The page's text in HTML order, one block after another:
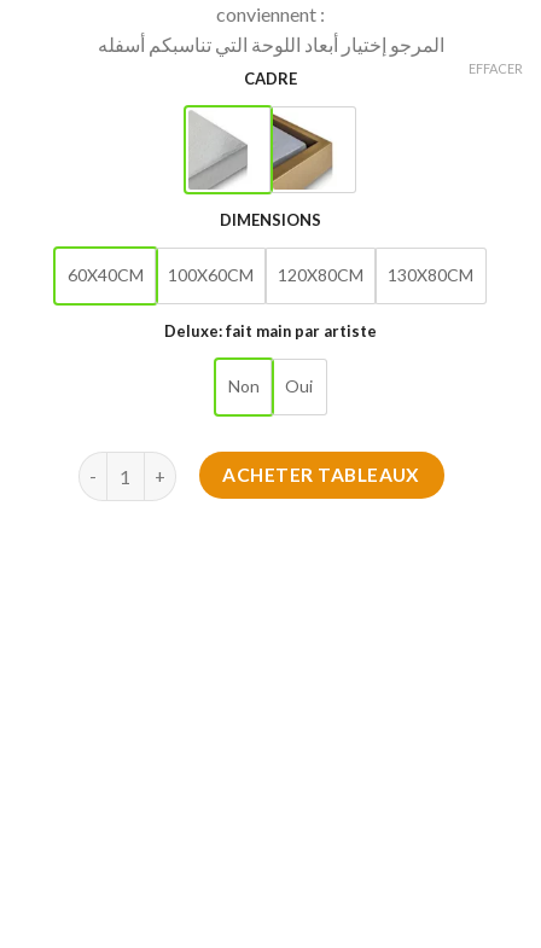
conviennent :
المرجو إختيار أبعاد اللوحة التي تناسبكم أسفله
CADRE
DIMENSIONS
60X40CM 100X60CM 120X80CM 130X80CM
Deluxe: fait main par artiste
Non Oui
EFFACER
quantité de Éclat Pop Arc 2025
ACHETER TABLEAUX